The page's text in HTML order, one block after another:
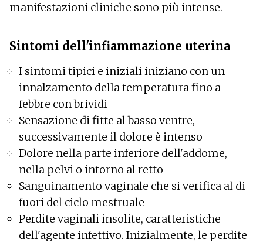
manifestazioni cliniche sono più intense.
Sintomi dell'infiammazione uterina
I sintomi tipici e iniziali iniziano con un
innalzamento della temperatura fino a
febbre con brividi
Sensazione di fitte al basso ventre,
successivamente il dolore è intenso
Dolore nella parte inferiore dell'addome,
nella pelvi o intorno al retto
Sanguinamento vaginale che si verifica al di
fuori del ciclo mestruale
Perdite vaginali insolite, caratteristiche
dell'agente infettivo. Inizialmente, le perdite